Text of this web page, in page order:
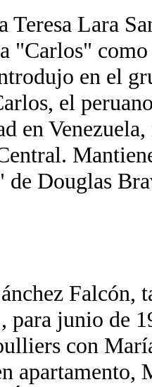
Teresa Lara
"Carlos"
en el
el
en
de Douglas
Falcón,
para junio de
con
apartamento,